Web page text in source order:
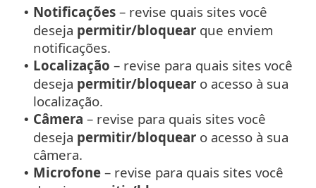
• Notificações – revise quais sites você
deseja permitir/bloquear que enviem
notificações.
• Localização – revise para quais sites você
deseja permitir/bloquear o acesso à sua
localização.
• Câmera – revise para quais sites você
deseja permitir/bloquear o acesso à sua
câmera.
• Microfone – revise para quais sites você